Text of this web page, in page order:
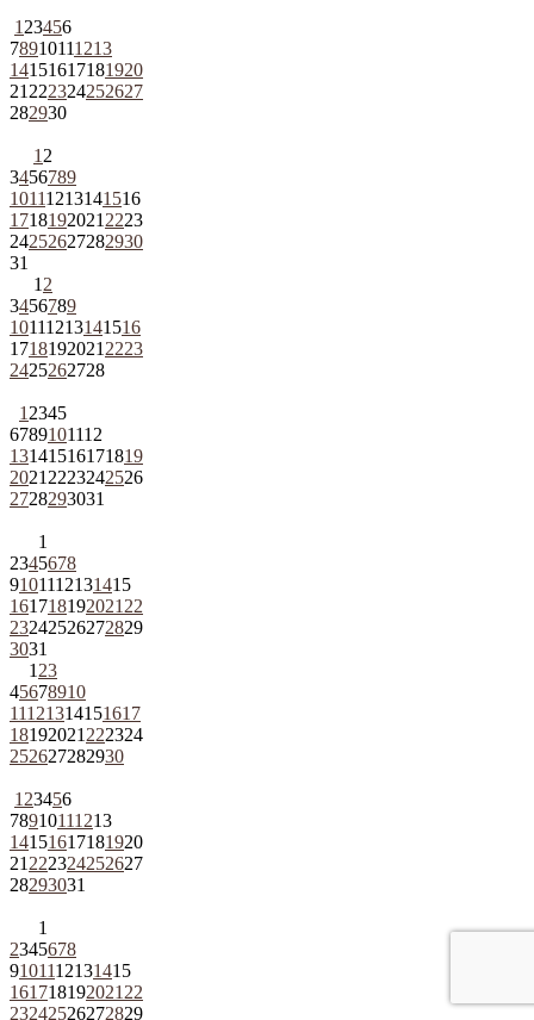
1 23456
78910111213
14151617181920
21 222324252627
282930
1 2
3456789
10111213141516
1718192021 2223
24252627282930
31
1 2
3456789
10111213141516
1718192021 2223
2425262728
1 2345
6789101112
13141516171819
2021 2223242526
2728293031
1
2345678
9101112131415
161718192021 22
23242526272829
3031
1 23
45678910
11121314151617
18192021 222324
252627282930
1 23456
78910111213
14151617181920
21 222324252627
28293031
1
2345678
9101112131415
161718192021 22
23242526272829